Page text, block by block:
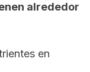
alrededor
en